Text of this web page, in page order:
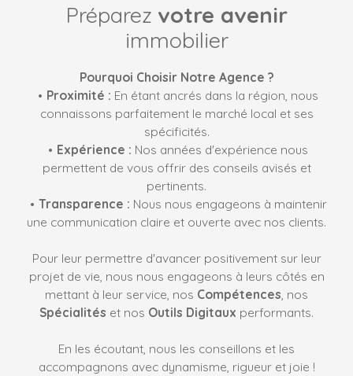
Préparez votre avenir
immobilier
Pourquoi Choisir Notre Agence ?
Proximité : En étant ancrés dans la région, nous
connaissons parfaitement le marché local et ses
spécificités.
Expérience : Nos années d'expérience nous
permettent de vous offrir des conseils avisés et
pertinents.
Transparence : Nous nous engageons à maintenir
une communication claire et ouverte avec nos clients.
Pour leur permettre d'avancer positivement sur leur
projet de vie, nous nous engageons à leurs côtés en
mettant à leur service, nos Compétences , nos
Spécialités et nos Outils Digitaux performants.
En les écoutant, nous les conseillons et les
accompagnons avec dynamisme, rigueur et joie !